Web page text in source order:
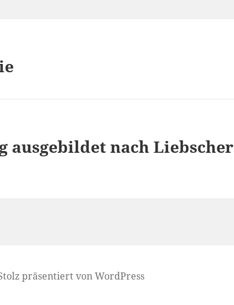
ausgebildet nach Liebscher
präsentiert von WordPress